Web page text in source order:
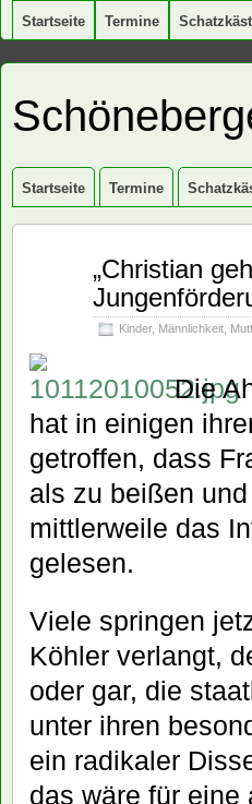
Startseite Termine
Startseite Termine
„Christian
Kinder, Männlichkeit
Die
hat in einigen
getroffen, dass
als zu beißen
mittlerweile das
gelesen.
Viele springen
Köhler verlangt,
oder gar, die
unter ihren
ein radikaler
das wäre für